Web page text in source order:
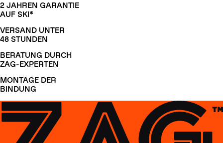
2 JAHREN GARANTIE
AUF SKI*
VERSAND UNTER
48 STUNDEN
BERATUNG DURCH
ZAG-EXPERTEN
MONTAGE DER
BINDUNG